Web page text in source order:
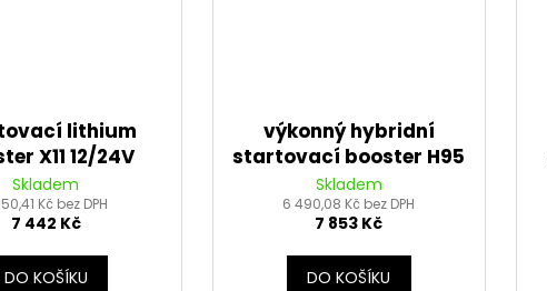
lithium
X11 12/24V
ENERGY
Skladem
Kč bez DPH
7 442 Kč
DO KOŠÍKU
výkonný hybridní
startovací booster H95
12V LEMANIA ENERGY
Skladem
6 490,08 Kč bez DPH
7 853 Kč
DO KOŠÍKU